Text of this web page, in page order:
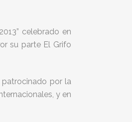
celebrado en
su parte El Grifo
por la
y en